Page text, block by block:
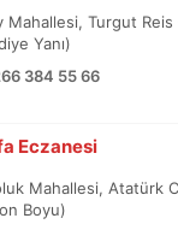
Mahallesi, Turgut
Yanı)
384 55 66
Eczanesi
Mahallesi, Atatürk
Boyu)
YÖNETİM